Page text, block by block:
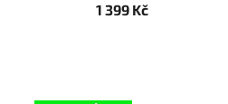
1 399 Kč